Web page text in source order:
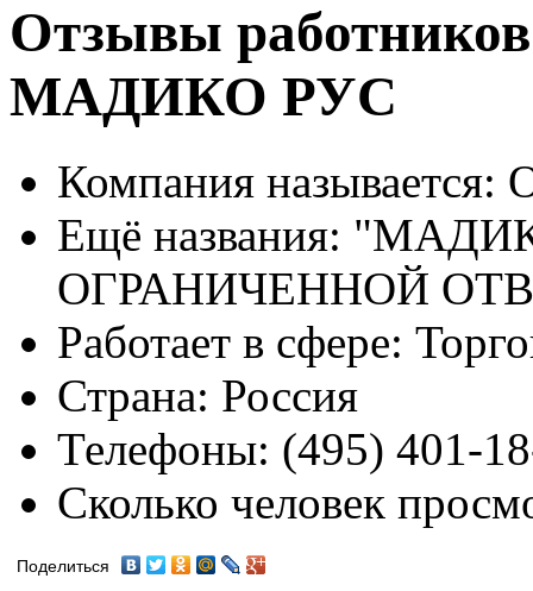
Отзывы
МАДИКО РУС
Компания называется:
Ещё названия:
ОГРАНИЧЕННОЙ
Работает в сфере:
Страна: Россия
Телефоны: (495) 401-
Сколько человек
Поделиться